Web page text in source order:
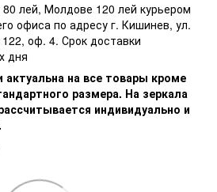
лей, Молдове 120 лей курьером
офиса по адресу г. Кишинев, ул.
оф. 4. Срок доставки
дня
на все товары кроме
размера. На зеркала
индивидуально и